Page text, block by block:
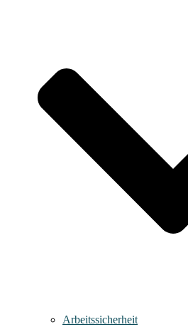
Arbeitssicherheit